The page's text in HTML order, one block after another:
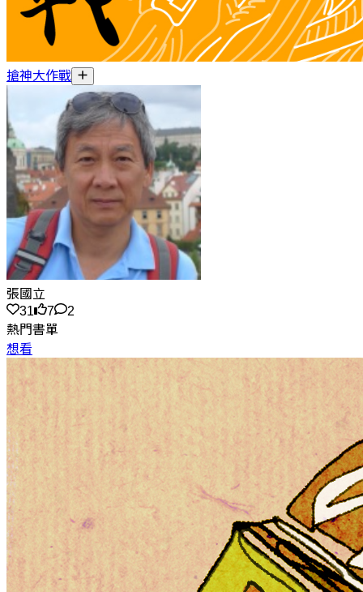
搶神大作戰
張國立
31
7
2
熱門書單
想看